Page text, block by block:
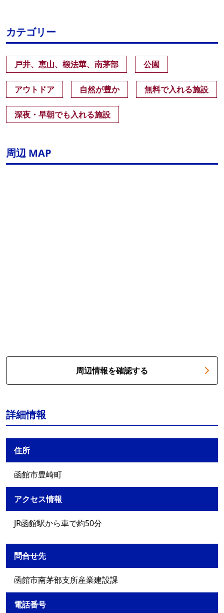
カテゴリー
戸井、恵山、椴法華、南茅部 公園
アウトドア 自然が豊か 無料で入れる施設
深夜・早朝でも入れる施設
周辺 MAP
周辺情報を確認する
詳細情報
住所
函館市豊崎町
アクセス情報
JR函館駅から車で約50分
問合せ先
函館市南茅部支所産業建設課
電話番号